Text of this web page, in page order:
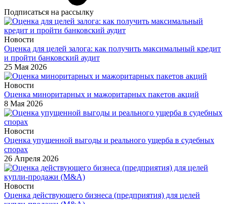
Подписаться на рассылку
Новости
Оценка для целей залога: как получить максимальный кредит
и пройти банковский аудит
25 Мая 2026
Новости
Оценка миноритарных и мажоритарных пакетов акций
8 Мая 2026
Новости
Оценка упущенной выгоды и реального ущерба в судебных
спорах
26 Апреля 2026
Новости
Оценка действующего бизнеса (предприятия) для целей